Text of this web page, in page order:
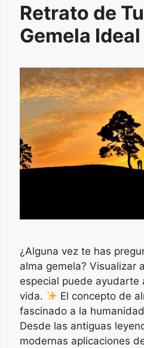
Retrato de
Gemela Ideal
¿Alguna vez te has
alma gemela? Visualizar
especial puede ayudarte
vida.
El concepto de
fascinado a la
Desde las antiguas
modernas aplicaciones